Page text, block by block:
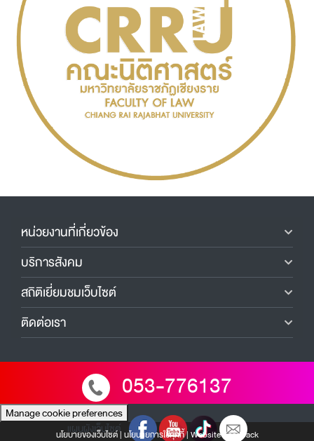
หน่วยงานที่เกี่ยวข้อง
บริการสังคม
สถิติเยี่ยมชมเว็บไซต์
ติดต่อเรา
053-776137
แผนผังเว็บไซต์
Manage cookie preferences
นโยบายของเว็บไซต์| นโยบายการใช้คุกกี้| Website Feedback